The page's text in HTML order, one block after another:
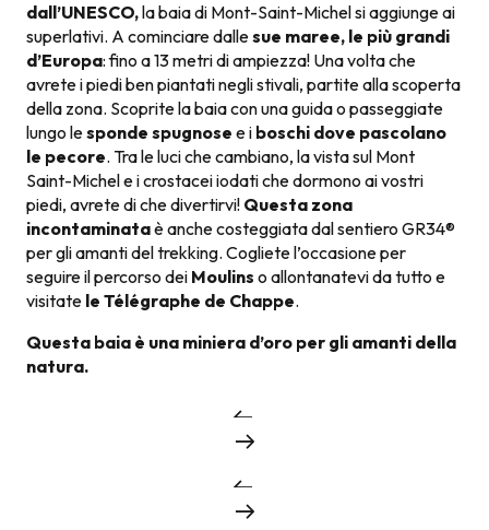
dall’UNESCO,la baia di Mont-Saint-Michel si aggiunge ai
superlativi. A cominciare dallesue maree, le più grandi
d’Europa: fino a 13 metri di ampiezza! Una volta che
avrete i piedi ben piantati negli stivali, partite alla scoperta
della zona. Scoprite la baia con una guida o passeggiate
lungo lesponde spugnose e i boschi dove pascolano
le pecore. Tra le luci che cambiano, la vista sul Mont
Saint-Michel e i crostacei iodati che dormono ai vostri
piedi, avrete di che divertirvi! Questa zona
incontaminataè anche costeggiata dal sentiero GR34®
per gli amanti del trekking. Cogliete l’occasione per
seguire il percorso dei Moulins o allontanatevi da tutto e
visitate le Télégraphe de Chappe.
Questa baia è una miniera d’oro per gli amanti della
natura.